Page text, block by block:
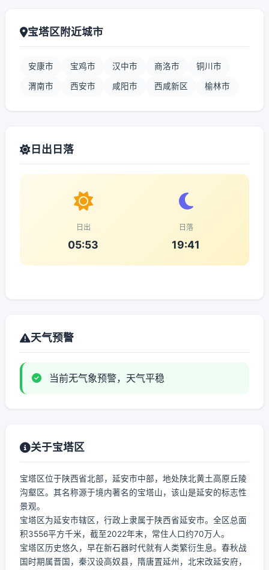
宝塔区附近城市
安康市 宝鸡市 汉中市 商洛市 铜川市
渭南市 西安市 咸阳市 西咸新区 榆林市
日出日落
日出
05:53
日落
19:41
天气预警
当前无气象预警，天气平稳
关于宝塔区
宝塔区位于陕西省北部，延安市中部，地处陕北黄土高原丘陵
沟壑区。其名称源于境内著名的宝塔山，该山是延安的标志性
景观。
宝塔区为延安市辖区，行政上隶属于陕西省延安市。全区总面
积3556平方千米，截至2022年末，常住人口约70万人。
宝塔区历史悠久，早在新石器时代就有人类繁衍生息。春秋战
国时期属晋国，秦汉设高奴县，隋唐置延州，北宋改延安府，